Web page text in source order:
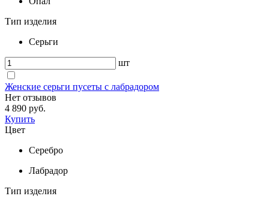
Тип изделия
Серьги
шт
Женские серьги пусеты с лабрадором
Нет отзывов
4 890 руб.
Купить
Цвет
Серебро
Лабрадор
Тип изделия